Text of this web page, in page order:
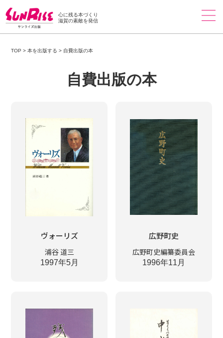
心に残る本づくり
滋賀の素敵を発信
TOP >本を出版する > 自費出版の本
自費出版の本
ヴォーリズ
浦谷 道三
1997年5月
広野町史
広野町史編纂委員会
1996年11月